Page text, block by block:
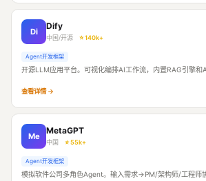
Di
Dify
中国/开源 ⭐ 140k+
Agent开发框架
开源LLM应用平台。可视化编排AI工作流，内置RAG引擎和
查看详情 →
Me
MetaGPT
中国 ⭐ 55k+
Agent开发框架
模拟软件公司多角色Agent。输入需求→PM/架构师/工程师